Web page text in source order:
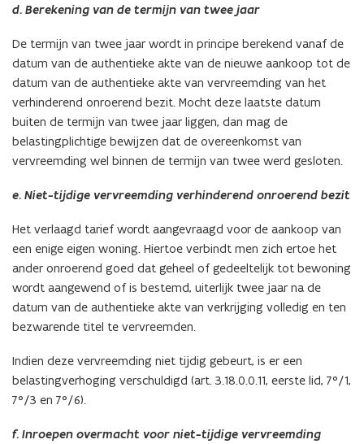
d. Berekening van de termijn van twee jaar
De termijn van twee jaar wordt in principe berekend vanaf de
datum van de authentieke akte van de nieuwe aankoop tot de
datum van de authentieke akte van vervreemding van het
verhinderend onroerend bezit. Mocht deze laatste datum
buiten de termijn van twee jaar liggen, dan mag de
belastingplichtige bewijzen dat de overeenkomst van
vervreemding wel binnen de termijn van twee werd gesloten.
e. Niet-tijdige vervreemding verhinderend onroerend bezit
Het verlaagd tarief wordt aangevraagd voor de aankoop van
een enige eigen woning. Hiertoe verbindt men zich ertoe het
ander onroerend goed dat geheel of gedeeltelijk tot bewoning
wordt aangewend of is bestemd, uiterlijk twee jaar na de
datum van de authentieke akte van verkrijging volledig en ten
bezwarende titel te vervreemden.
Indien deze vervreemding niet tijdig gebeurt, is er een
belastingverhoging verschuldigd (art. 3.18.0.0.11, eerste lid, 7°/1,
7°/3 en 7°/6).
f. Inroepen overmacht voor niet-tijdige vervreemding